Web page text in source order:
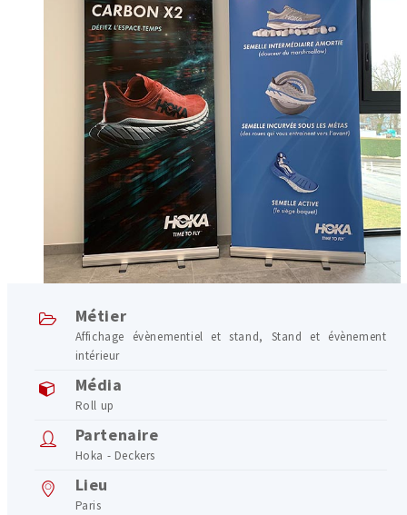
Métier
Affichage évènementiel et stand, Stand et évènement
intérieur
Média
Roll up
Partenaire
Hoka - Deckers
Lieu
Paris